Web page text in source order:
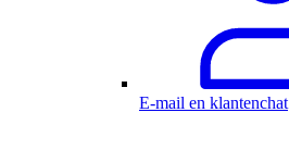
E-mail en klantenchat